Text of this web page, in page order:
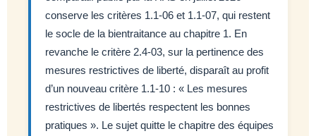
conserve les critères 1.1-06 et 1.1-07, qui restent
le socle de la bientraitance au chapitre 1. En
revanche le critère 2.4-03, sur la pertinence des
mesures restrictives de liberté, disparaît au profit
d’un nouveau critère 1.1-10 : « Les mesures
restrictives de libertés respectent les bonnes
pratiques ». Le sujet quitte le chapitre des équipes